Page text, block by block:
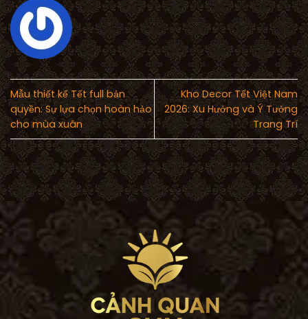
Mẫu thiết kế Tết full bản
quyền: Sự lựa chọn hoàn hảo
cho mùa xuân
Kho Decor Tết Việt Nam
2026: Xu Hướng và Ý Tưởng
Trang Trí